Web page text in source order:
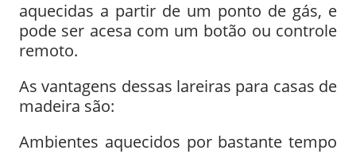
aquecidas a partir de um ponto de gás, e
pode ser acesa com um botão ou controle
remoto.
As vantagens dessas lareiras para casas de
madeira são:
Ambientes aquecidos por bastante tempo